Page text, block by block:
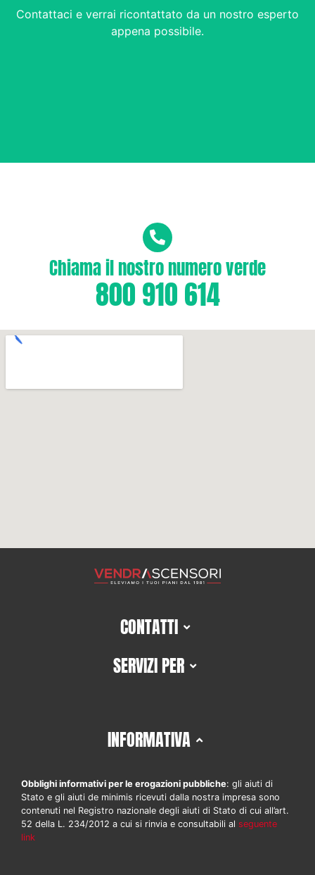
Contattaci e verrai ricontattato da un nostro esperto
appena possibile.
Chiama il nostro numero verde
800 910 614
CONTATTI
SERVIZI PER
INFORMATIVA
Obblighi informativi per le erogazioni pubbliche: gli aiuti di
Stato e gli aiuti de minimis ricevuti dalla nostra impresa sono
contenuti nel Registro nazionale degli aiuti di Stato di cui all’art.
52 della L. 234/2012 a cui si rinvia e consultabili al seguente
link